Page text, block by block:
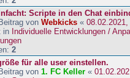
Scripte in den Chat
von Webkicks « 08.02.2021,
in Individuelle Entwicklungen /
2
für alle user einstellen.
von 1. FC Keller «